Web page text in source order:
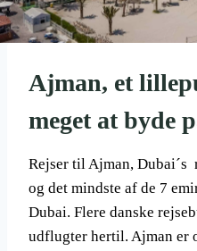
Ajman, et
meget at byde
Rejser til Ajman,
og det mindste af de 7
Dubai. Flere danske
udflugter hertil. Ajman er